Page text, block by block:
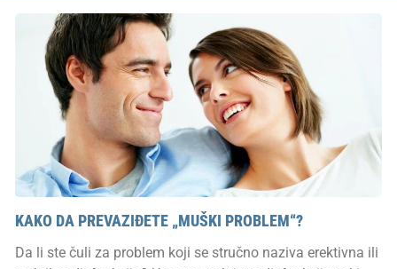
KAKO DA PREVAZIĐETE „MUŠKI PROBLEM“?
Da li ste čuli za problem koji se stručno naziva erektivna ili